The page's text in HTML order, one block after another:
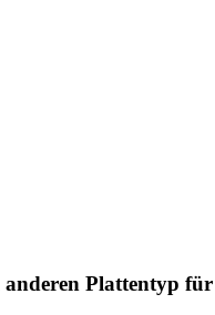
anderen Plattentyp